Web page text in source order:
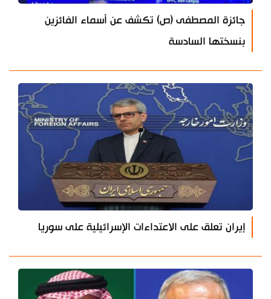
جائزة المصطفى (ص) تكشف عن أسماء الفائزين
بنسختها السادسة
إيران تعلق على الاعتداءات الإسرائيلية على سوريا